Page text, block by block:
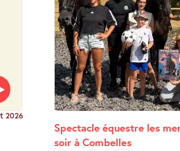
2026
Spectacle équestre les
soir à Combelles